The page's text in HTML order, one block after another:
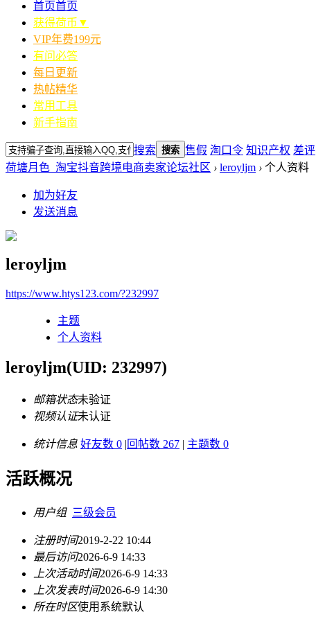
首页首页
获得荷币▼
VIP年费199元
有问必答
每日更新
热帖精华
常用工具
新手指南
搜索 搜索 售假 淘口令 知识产权 差评
荷塘月色_淘宝抖音跨境电商卖家论坛社区 › leroyljm › 个人资料
加为好友
发送消息
leroyljm
https://www.htys123.com/?232997
主题
个人资料
leroyljm(UID: 232997)
邮箱状态未验证
视频认证未认证
统计信息 好友数 0 |回帖数 267 | 主题数 0
活跃概况
用户组 三级会员
注册时间2019-2-22 10:44
最后访问2026-6-9 14:33
上次活动时间2026-6-9 14:33
上次发表时间2026-6-9 14:30
所在时区使用系统默认